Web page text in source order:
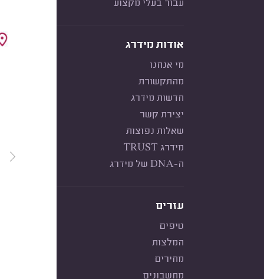
עבור בעלי מקצוע
אודות מידרג
מי אנחנו
מהתקשורת
חדשות מידרג
יצירת קשר
שאלות נפוצות
מידרג TRUST
ה-DNA של מידרג
עזרים
טיפים
המלצות
מחירים
מחשבונים